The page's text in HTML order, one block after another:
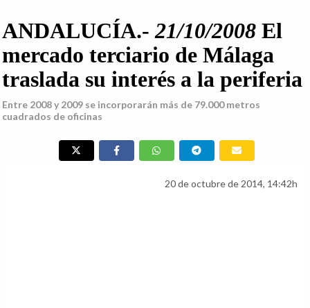
ANDALUCÍA.- 21/10/2008 El
mercado terciario de Málaga
traslada su interés a la periferia
Entre 2008 y 2009 se incorporarán más de 79.000 metros
cuadrados de oficinas
20 de octubre de 2014, 14:42h